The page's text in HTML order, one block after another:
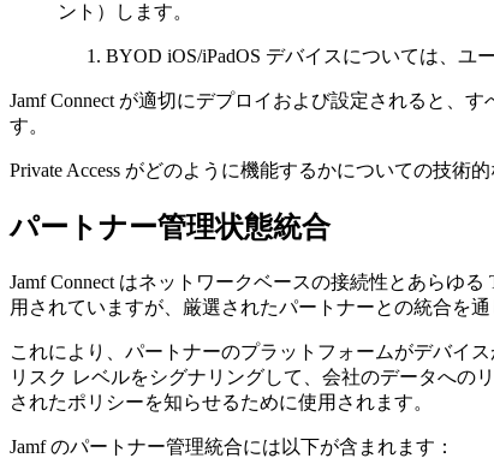
ント）します。
BYOD iOS/iPadOS デバイスについては、ユ
Jamf Connect が適切にデプロイおよび設定されると、
す。
Private Access がどのように機能するかについての技術
パートナー管理状態統合
Jamf Connect はネットワークベースの接続性とあらゆ
用されていますが、厳選されたパートナーとの統合を
これにより、パートナーのプラットフォームがデバイ
リスク レベルをシグナリングして、会社のデータへの
されたポリシーを知らせるために使用されます。
Jamf のパートナー管理統合には以下が含まれます：